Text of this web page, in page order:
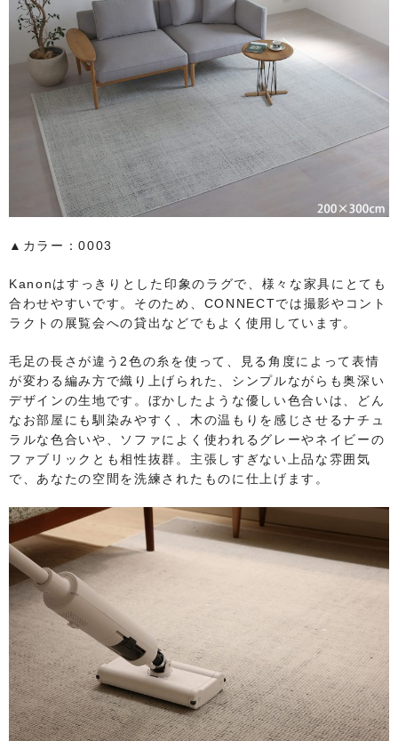
▲カラー：0003
Kanonはすっきりとした印象のラグで、様々な家具にとても
合わせやすいです。そのため、CONNECTでは撮影やコント
ラクトの展覧会への貸出などでもよく使用しています。
毛足の長さが違う2色の糸を使って、見る角度によって表情
が変わる編み方で織り上げられた、シンプルながらも奥深い
デザインの生地です。ぼかしたような優しい色合いは、どん
なお部屋にも馴染みやすく、木の温もりを感じさせるナチュ
ラルな色合いや、ソファによく使われるグレーやネイビーの
ファブリックとも相性抜群。主張しすぎない上品な雰囲気
で、あなたの空間を洗練されたものに仕上げます。